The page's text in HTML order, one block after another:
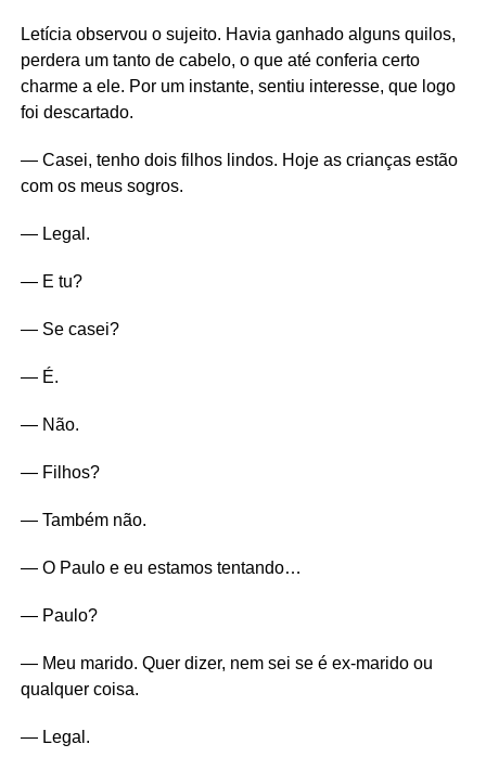
Letícia observou o sujeito. Havia ganhado alguns quilos,
perdera um tanto de cabelo, o que até conferia certo
charme a ele. Por um instante, sentiu interesse, que logo
foi descartado.
— Casei, tenho dois filhos lindos. Hoje as crianças estão
com os meus sogros.
— Legal.
— E tu?
— Se casei?
— É.
— Não.
— Filhos?
— Também não.
— O Paulo e eu estamos tentando…
— Paulo?
— Meu marido. Quer dizer, nem sei se é ex-marido ou
qualquer coisa.
— Legal.